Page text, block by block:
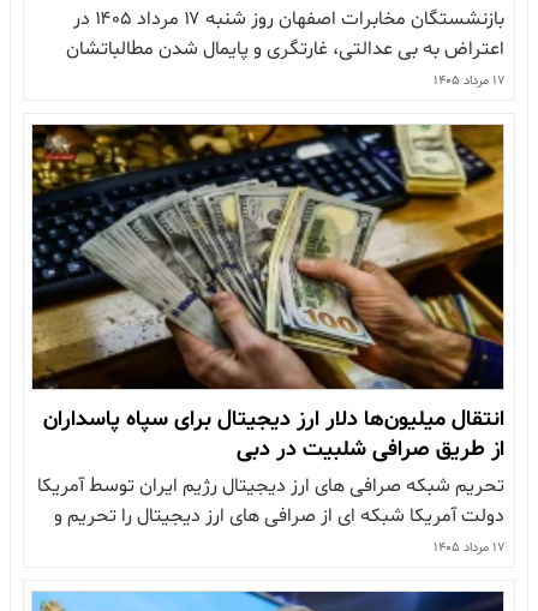
بازنشستگان مخابرات اصفهان روز شنبه ۱۷ مرداد ۱۴۰۵ در
اعتراض به بی عدالتی، غارتگری و پایمال شدن مطالباتشان
مقابل استانداری اصفهان تجمع کردند بازنشستگان معترض با
و وضعیت معیشتی خود اعتراض کردند و از جمله شعار دادند:
«عدالتی ندیدیم، فقط…
۱۷ مرداد ۱۴۰۵
انتقال میلیون‌ها دلار ارز دیجیتال برای سپاه پاسداران
از طریق صرافی شلبیت در دبی
تحریم شبکه صرافی های ارز دیجیتال رژیم ایران توسط آمریکا
دولت آمریکا شبکه ای از صرافی های ارز دیجیتال را تحریم و
اعلام کرد این صرافی ها در دبی میلیون ها دلار ارز دیجیتال را
۱۷ مرداد ۱۴۰۵